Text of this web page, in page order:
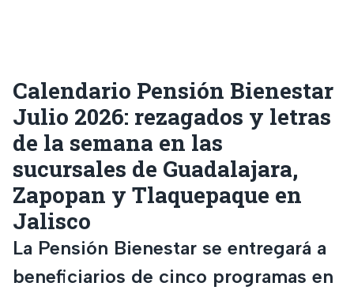
Calendario Pensión Bienestar
Julio 2026: rezagados y letras
de la semana en las
sucursales de Guadalajara,
Zapopan y Tlaquepaque en
Jalisco
La Pensión Bienestar se entregará a
beneficiarios de cinco programas en